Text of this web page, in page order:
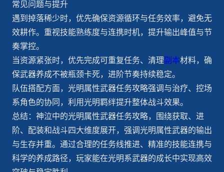
常见问题与提升
遇到掉落稀少时，优先确保资源循环与任务效率，避免无
效耕作。重视技能熟练度与连携时机，提升输出峰值与节
奏掌控。
当资源紧张时，优先完成可重复任务、清理副本材料，确
保武器养成不被瓶颈卡死，进阶节奏持续稳定。
队伍搭配方面，光明属性武器任务攻略强调与治疗、控场
系角色的协同，利用光明羁绊提升整体战斗效果。
总结：神泣中的光明属性武器任务攻略，围绕获取、进
阶、配装和战斗四大维度展开，强调光明属性武器的输出
与生存并重。通过合理的任务线推进、精准的技能连携与
科学的养成路径，玩家能在光明系武器的成长中实现高效